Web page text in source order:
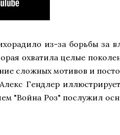
из-за борьбы за
охватила целые
сложных мотивов и
Гендлер
"Война Роз" послужил